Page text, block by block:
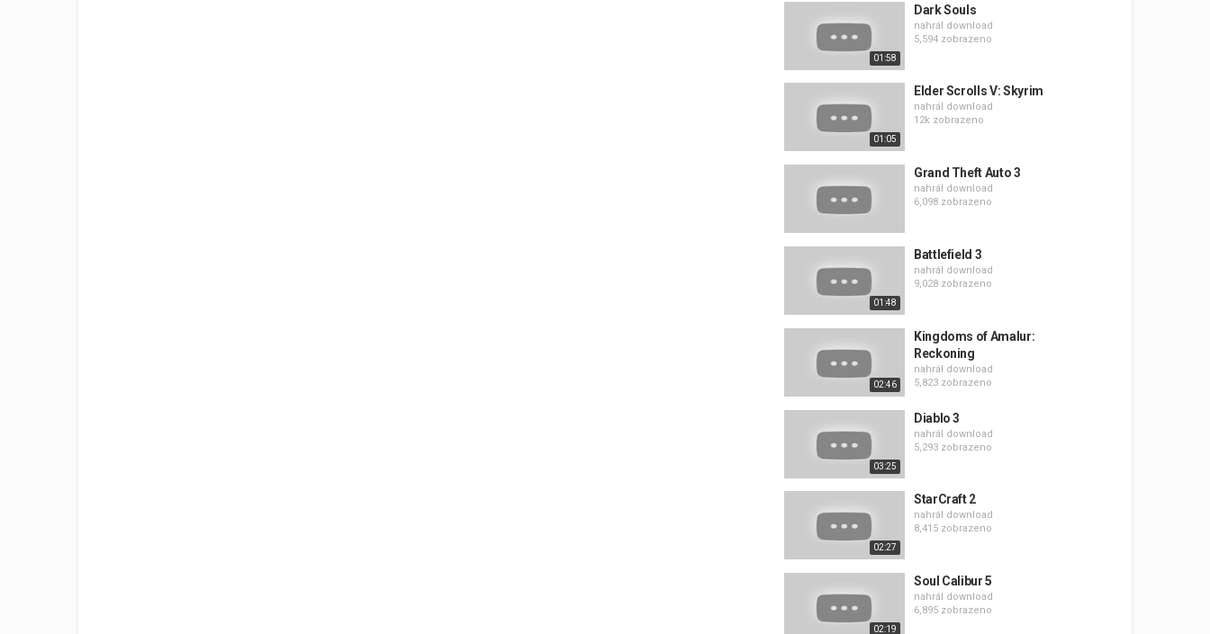
01:58
Dark Souls
nahrál download
5,594 zobrazeno
01:05
Elder Scrolls V: Skyrim
nahrál download
12k zobrazeno
Grand Theft Auto 3
nahrál download
6,098 zobrazeno
01:48
Battlefield 3
nahrál download
9,028 zobrazeno
02:46
Kingdoms of Amalur:
Reckoning
nahrál download
5,823 zobrazeno
03:25
Diablo 3
nahrál download
5,293 zobrazeno
02:27
StarCraft 2
nahrál download
8,415 zobrazeno
02:19
Soul Calibur 5
nahrál download
6,895 zobrazeno